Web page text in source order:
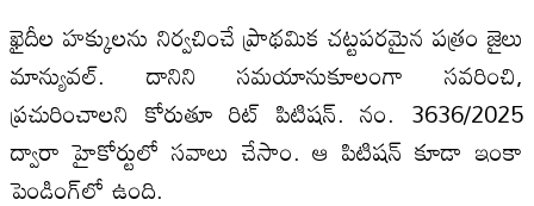
ఖైదీల హక్కులను నిర్వచించే ప్రాథమిక చట్టపరమైన పత్రం జైలు
మాన్యువల్‌. దానిని సమయానుకూలంగా సవరించి,
ప్రచురించాలని కోరుతూ రిట్ పిటిషన్. నం. 3636/2025
ద్వారా హైకోర్టులో సవాలు చేసాం. ఆ పిటిషన్ కూడా ఇంకా
పెండింగ్‌లో ఉంది.